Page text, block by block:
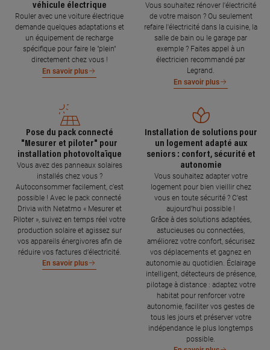
véhicule électrique
Rouler avec une voiture électrique
demande quelques adaptations et
un équipement de recharge
spécifique pour faire le "plein"
directement chez vous !
En savoir plus
Vous souhaitez rénover l'électricité
de votre maison ? Ou seulement
refaire l'électricité dans la cuisine, la
salle de bain ou le garage par
exemple ? Faites appel à un
électricien recommandé par
Legrand.
En savoir plus
Pose du pack connecté
"Mesurer et piloter" pour
installation photovoltaïque
Vous avez des panneaux solaires
installés chez vous ?
Autoconsommer facilement, c’est
possible ! Avec le pack connecté
Drivia with Netatmo « Mesurer et
Piloter », suivez en temps réel votre
production solaire et agissez sur
vos appareils énergivores afin de
réduire vos factures d’électricité.
En savoir plus
Installation de solutions pour
un logement adapté aux
seniors : confort, sécurité et
autonomie
Vous souhaitez adapter votre
logement pour bien vieillir chez
vous en toute sécurité ? C’est
aujourd’hui possible !
Grâce à des solutions adaptées,
astucieuses ou connectées,
améliorez votre confort, sécurisez
vos déplacements et gagnez en
autonomie au quotidien. Éclairage
intelligent, détecteurs de présence,
pilotage à distance : adaptez votre
habitat pour renforcer votre
autonomie, faciliter vos gestes de
tous les jours et préserver votre
indépendance le plus longtemps
possible.